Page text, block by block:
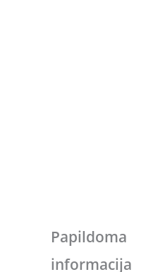
Papildoma
informacija